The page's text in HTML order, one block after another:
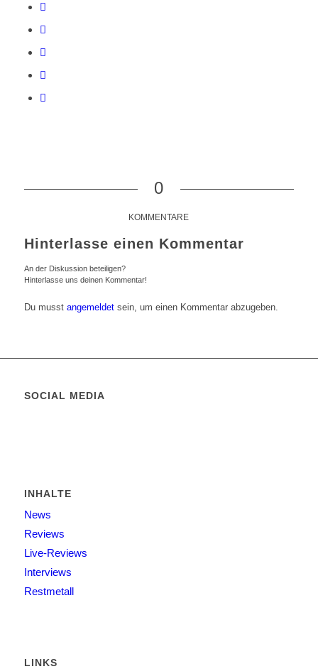
0
KOMMENTARE
Hinterlasse einen Kommentar
An der Diskussion beteiligen?
Hinterlasse uns deinen Kommentar!
Du musst angemeldetsein, um einen Kommentar abzugeben.
SOCIAL MEDIA
INHALTE
News
Reviews
Live-Reviews
Interviews
Restmetall
LINKS